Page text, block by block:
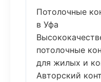
Потолочные
в Уфа
потолочные
для жилых и
Авторский